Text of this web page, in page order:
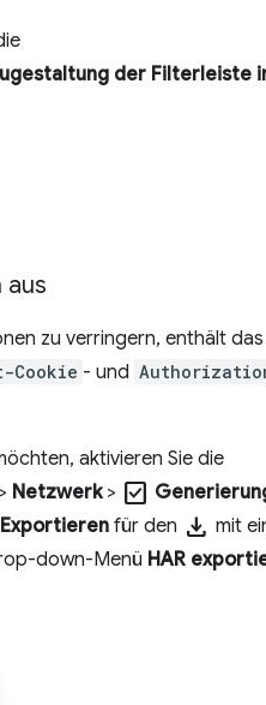
der Filterleiste
aus
zu verringern, enthält das
Cookie - und
aktivieren Sie die
> Netzwerk> check_box
Exportieren für den Download mit
down-Menü HAR